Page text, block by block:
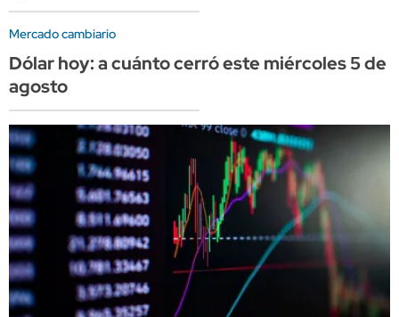
Mercado cambiario
Dólar hoy: a cuánto cerró este miércoles 5 de
agosto